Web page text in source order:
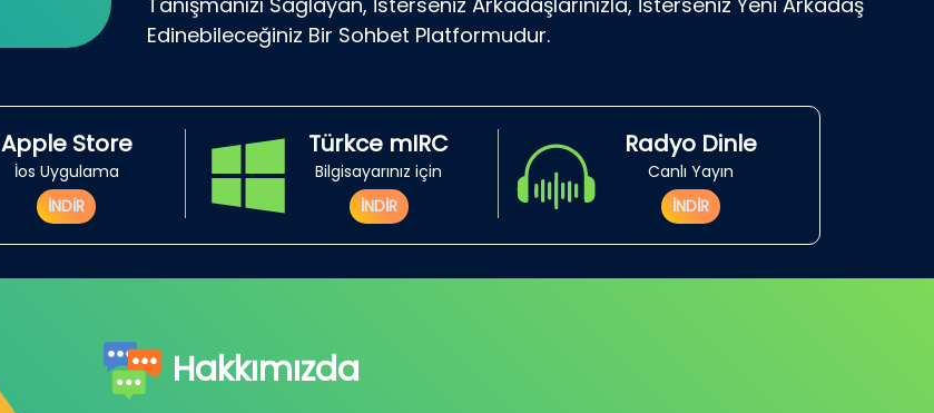
Edinebileceğiniz Bir Sohbet Platformudur.
Apple Store
İos Uygulama
İNDİR
Türkce mIRC
Bilgisayarınız için
İNDİR
Radyo Dinle
Canlı Yayın
İNDİR
Hakkımızda